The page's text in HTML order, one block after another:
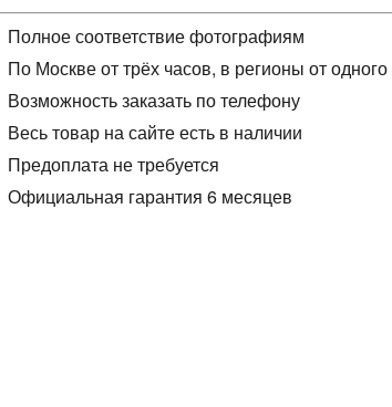
Полное соответствие фотографиям
По Москве от трёх часов, в регионы от
Возможность заказать по телефону
Весь товар на сайте есть в наличии
Предоплата не требуется
Официальная гарантия 6 месяцев